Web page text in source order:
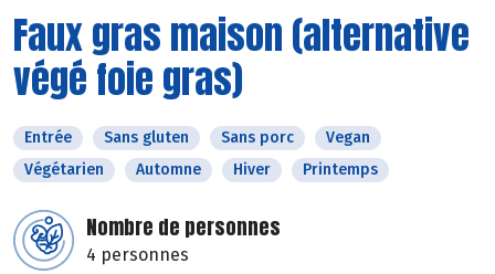
Faux gras maison (alternative
végé foie gras)
Entrée Sans gluten Sans porc
Vegan
Végétarien
Automne Hiver Printemps
Nombre de personnes
4 personnes